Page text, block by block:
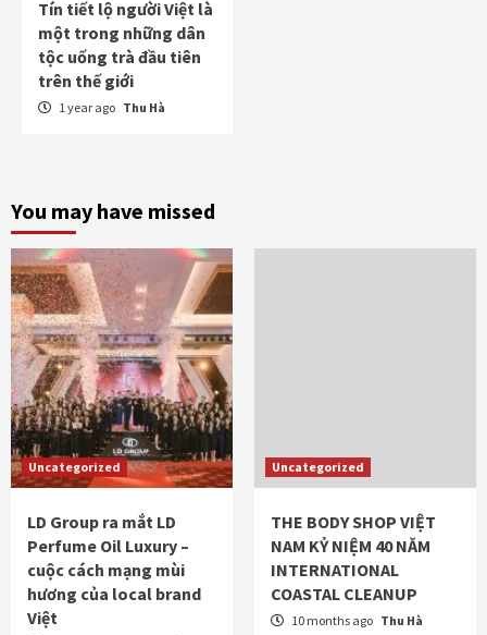
Tín tiết lộ người Việt là
một trong những dân
tộc uống trà đầu tiên
trên thế giới
1 year ago Thu Hà
You may have missed
Uncategorized
LD Group ra mắt LD
Perfume Oil Luxury –
cuộc cách mạng mùi
hương của local brand
Việt
Uncategorized
THE BODY SHOP VIỆT
NAM KỶ NIỆM 40 NĂM
INTERNATIONAL
COASTAL CLEANUP
10 months ago Thu Hà